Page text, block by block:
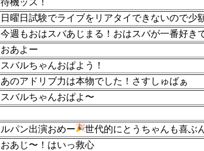
待機ッス！
日曜日試験でライブをリアタイできないので少
今週もおはスバあじまる！おはスバが一番好き
おあよー
スバルちゃんおぱよう！
あのアドリブ力は本物でした！さすしゅばぁ
スバルちゃんおぱよ〜
ルパン出演おめー
世代的にとうちゃんも喜ぶ
おあじ〜！はいっ救心